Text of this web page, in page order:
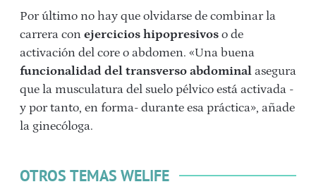
Por último no hay que olvidarse de combinar la
carrera con ejercicios hipopresivos o de
activación del core o abdomen. «Una buena
funcionalidad del transverso abdominal asegura
que la musculatura del suelo pélvico está activada -
y por tanto, en forma- durante esa práctica», añade
la ginecóloga.
OTROS TEMAS WELIFE